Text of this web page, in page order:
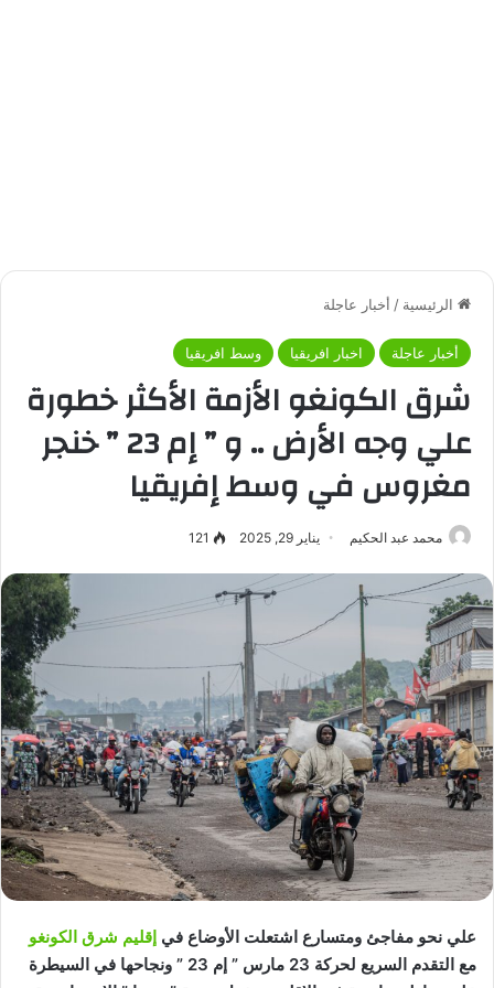
الرئيسية / أخبار عاجلة
أخبار عاجلة اخبار افريقيا وسط افريقيا
شرق الكونغو الأزمة الأكثر خطورة
علي وجه الأرض .. و ” إم 23 ” خنجر
مغروس في وسط إفريقيا
محمد عبد الحكيم يناير 29, 2025 121
علي نحو مفاجئ ومتسارع اشتعلت الأوضاع في إقليم شرق الكونغو
مع التقدم السريع لحركة 23 مارس ” إم 23 ” ونجاحها في السيطرة